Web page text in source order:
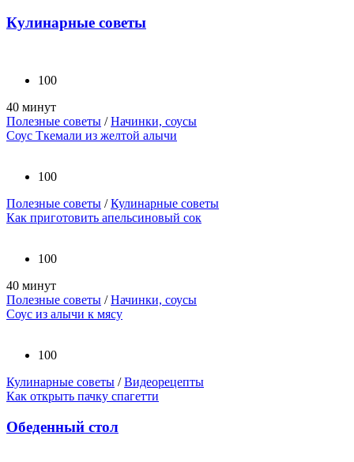
Кулинарные советы
100
40 минут
Полезные советы /Начинки, соусы
Соус Ткемали из желтой алычи
100
Полезные советы /Кулинарные советы
Как приготовить апельсиновый сок
100
40 минут
Полезные советы /Начинки, соусы
Соус из алычи к мясу
100
Кулинарные советы /Видеорецепты
Как открыть пачку спагетти
Обеденный стол